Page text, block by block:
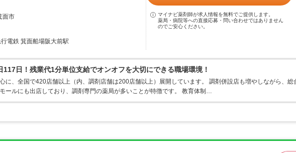
面市
電鉄 箕面船場阪大前駅
マイナビ薬剤師が求人情報を無料でご提供します。
薬局・病院等への直接応募・問い合わせではありません
のでご安心ください。
117日！残業代1分単位支給でオンオフを大切にできる職場環境！
に、全国で420店舗以上（内、調剤店舗は200店舗以上）展開しています。 調剤併設店も増やしながら、総
ールにも出店しており、調剤専門の薬局が多いことが特徴です。 教育体制…